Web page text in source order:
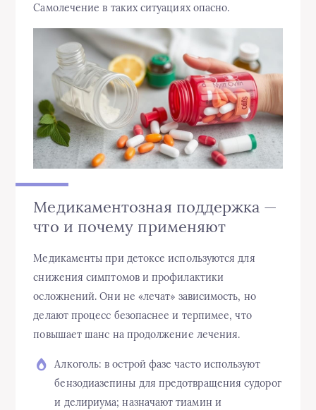
Самолечение в таких ситуациях опасно.
Медикаментозная поддержка —
что и почему применяют
Медикаменты при детоксе используются для
снижения симптомов и профилактики
осложнений. Они не «лечат» зависимость, но
делают процесс безопаснее и терпимее, что
повышает шанс на продолжение лечения.
Алкоголь: в острой фазе часто используют
бензодиазепины для предотвращения судорог
и делириума; назначают тиамин и